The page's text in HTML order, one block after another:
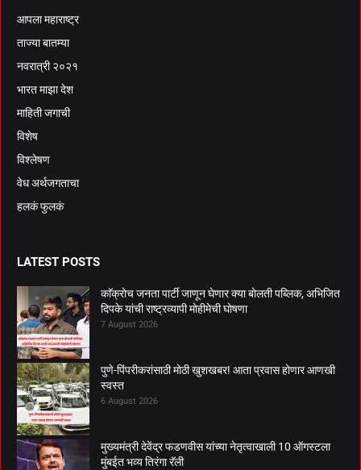
आपला महाराष्ट्र
ताज्या बातम्या
नवरात्री २०२१
भारत माझा देश
माहिती जगाची
विशेष
विश्लेषण
वेध अर्थजगताचा
हलकं फुलकं
LATEST POSTS
काॅक्राेच जनता पार्टी जाणून घेणार क्या बाेलती पब्लिक, अभिजित
दिपके यांची राष्ट्रव्यापी माेहीमेची घाेषणा
7 August 2026
पुणे-पिंपरीकरांसाठी मोठी खुशखबर! आता प्रवास होणार आणखी
स्वस्त
6 August 2026
मुख्यमंत्री देवेंद्र फडणवीस यांच्या नेतृत्वाखाली 10 ऑगस्टला
मुंबईत भव्य तिरंगा रॅली